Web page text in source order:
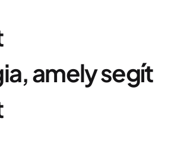
amely segít